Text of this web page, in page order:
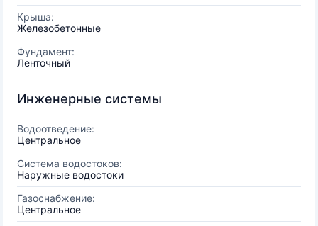
Крыша:
Железобетонные
Фундамент:
Ленточный
Инженерные системы
Водоотведение:
Центральное
Система водостоков:
Наружные водостоки
Газоснабжение:
Центральное